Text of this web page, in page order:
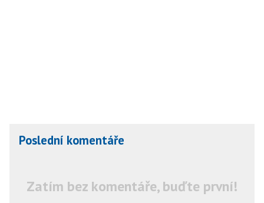
Poslední komentáře
Zatím bez komentáře, buďte první!